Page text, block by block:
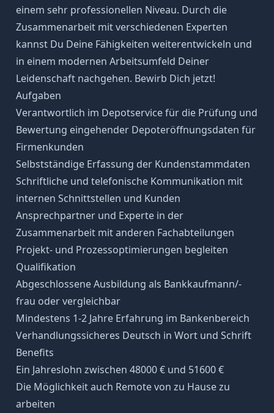
einem sehr professionellen Niveau. Durch die
Zusammenarbeit mit verschiedenen Experten
kannst Du Deine Fähigkeiten weiterentwickeln und
in einem modernen Arbeitsumfeld Deiner
Leidenschaft nachgehen. Bewirb Dich jetzt!
Aufgaben
Verantwortlich im Depotservice für die Prüfung und
Bewertung eingehender Depoteröffnungsdaten für
Firmenkunden
Selbstständige Erfassung der Kundenstammdaten
Schriftliche und telefonische Kommunikation mit
internen Schnittstellen und Kunden
Ansprechpartner und Experte in der
Zusammenarbeit mit anderen Fachabteilungen
Projekt- und Prozessoptimierungen begleiten
Qualifikation
Abgeschlossene Ausbildung als Bankkaufmann/-
frau oder vergleichbar
Mindestens 1-2 Jahre Erfahrung im Bankenbereich
Verhandlungssicheres Deutsch in Wort und Schrift
Benefits
Ein Jahreslohn zwischen 48000 € und 51600 €
Die Möglichkeit auch Remote von zu Hause zu
arbeiten